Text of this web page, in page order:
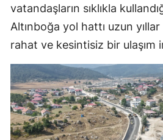
vatandaşların sıklıkla
Altınboğa yol hattı uzun
rahat ve kesintisiz bir ulaşım